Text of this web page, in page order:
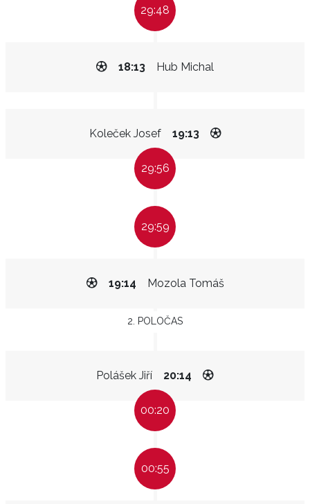
29:48
Hub Michal
18:13
Koleček Josef 19:13
29:56
29:59
Mozola Tomáš
19:14
2. POLOČAS
Polášek Jiří 20:14
00:20
00:55